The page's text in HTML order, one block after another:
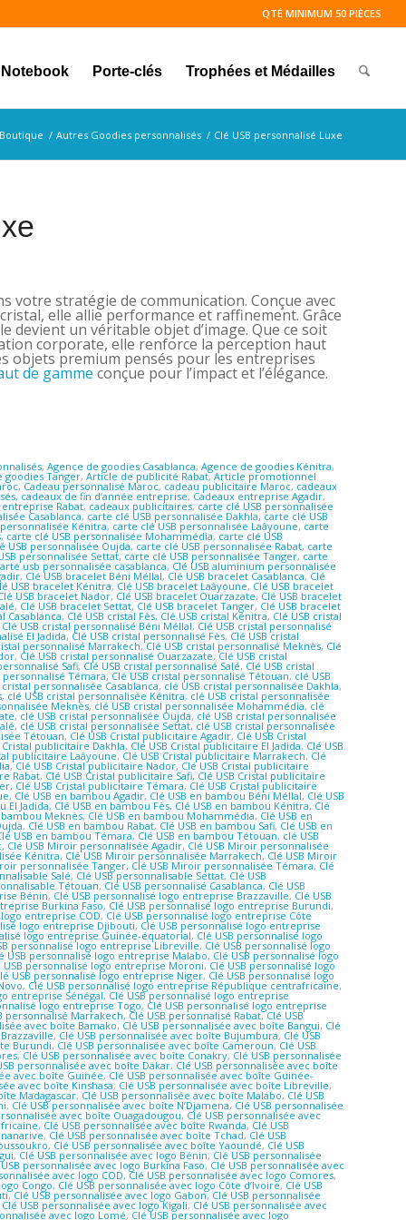
QTÉ MINIMUM 50 PIÈCES
Notebook Porte-clés Trophées et Médailles
Boutique / Autres Goodies personnalisés / Clé USB personnalisé Luxe
votre stratégie de communication. Conçue avec
elle allie performance et raffinement. Grâce
un véritable objet d’image. Que ce soit
corporate, elle renforce la perception haut
objets premium pensés pour les entreprises
de gamme conçue pour l’impact et l’élégance.
,Agence de goodies Casablanca,Agence de goodies Kénitra,
goodies Tanger,Article de publicité Rabat,Article promotionnel
, Cadeau personnalisé Maroc, cadeau publicitaire Maroc, cadeaux
, cadeaux de fin d’année entreprise, Cadeaux entreprise Agadir,
entreprise Rabat, cadeaux publicitaires, carte clé USB personnalisée
Casablanca, carte clé USB personnalisée Dakhla, carte clé USB
Kénitra, carte clé USB personnalisée Laâyoune, carte
, carte clé USB personnalisée Mohammédia, carte clé USB
USB personnalisée Oujda, carte clé USB personnalisée Rabat, carte
personnalisée Settat, carte clé USB personnalisée Tanger, carte
usb personnalisée casablanca, Clé USB aluminium personnalisée
, Clé USB bracelet Béni Méllal, Clé USB bracelet Casablanca, Clé
USB bracelet Kénitra, Clé USB bracelet Laâyoune, Clé USB bracelet
USB bracelet Nador, Clé USB bracelet Ouarzazate, Clé USB bracelet
, Clé USB bracelet Settat, Clé USB bracelet Tanger, Clé USB bracelet
Casablanca, Clé USB cristal Fès, Clé USB cristal Kénitra, Clé USB cristal
Clé USB cristal personnalisé Béni Méllal, Clé USB cristal personnalisé
El Jadida, Clé USB cristal personnalisé Fès, Clé USB cristal
personnalisé Marrakech,Clé USB cristal personnalisé Meknès, Clé
, Clé USB cristal personnalisé Ouarzazate,Clé USB cristal
Safi, Clé USB cristal personnalisé Salé, Clé USB cristal
personnalisé Témara, Clé USB cristal personnalisé Tétouan, clé USB
cristal personnalisée Casablanca, clé USB cristal personnalisée Dakhla,
, clé USB cristal personnalisée Kénitra, clé USB cristal personnalisée
Meknès, clé USB cristal personnalisée Mohammédia, clé
, clé USB cristal personnalisée Oujda, clé USB cristal personnalisée
, clé USB cristal personnalisée Settat, clé USB cristal personnalisée
Tétouan, Clé USB Cristal publicitaire Agadir, Clé USB Cristal
Cristal publicitaire Dakhla, Clé USB Cristal publicitaire El Jadida, Clé USB
publicitaire Laâyoune, Clé USB Cristal publicitaire Marrakech, Clé
, Clé USB Cristal publicitaire Nador, Clé USB Cristal publicitaire
Rabat, Clé USB Cristal publicitaire Safi, Clé USB Cristal publicitaire
, Clé USB Cristal publicitaire Témara, Clé USB Cristal publicitaire
, Clé USB en bambou Agadir, Clé USB en bambou Béni Méllal, Clé USB
El Jadida, Clé USB en bambou Fès, Clé USB en bambou Kénitra, Clé
bambou Meknès, Clé USB en bambou Mohammédia, Clé USB en
, Clé USB en bambou Rabat, Clé USB en bambou Safi, Clé USB en
USB en bambou Témara, Clé USB en bambou Tétouan, clé USB
, Clé USB Miroir personnalisée Agadir, Clé USB Miroir personnalisée
Kénitra, Clé USB Miroir personnalisée Marrakech, Clé USB Miroir
personnalisée Tanger, Clé USB Miroir personnalisée Témara, Clé
Salé, Clé USB personnalisable Settat, Clé USB
Tétouan, Clé USB personnalisé Casablanca, Clé USB
Bénin, Clé USB personnalisé logo entreprise Brazzaville, Clé USB
Burkina Faso, Clé USB personnalisé logo entreprise Burundi,
entreprise COD, Clé USB personnalisé logo entreprise Côte
logo entreprise Djibouti, Clé USB personnalisé logo entreprise
logo entreprise Guinée-équatorial, Clé USB personnalisé logo
personnalisé logo entreprise Libreville, Clé USB personnalisé logo
USB personnalisé logo entreprise Malabo, Clé USB personnalisé logo
USB personnalisé logo entreprise Moroni, Clé USB personnalisé logo
USB personnalisé logo entreprise Niger, Clé USB personnalisé logo
, Clé USB personnalisé logo entreprise République centrafricaine,
entreprise Sénégal, Clé USB personnalisé logo entreprise
logo entreprise Togo, Clé USB personnalisé logo entreprise
personnalisé Marrakech, Clé USB personnalisé Rabat,Clé USB
avec boîte Bamako, Clé USB personnalisée avec boîte Bangui, Clé
, Clé USB personnalisée avec boîte Bujumbura, Clé USB
Burundi, Clé USB personnalisée avec boîte Cameroun, Clé USB
, Clé USB personnalisée avec boîte Conakry, Clé USB personnalisée
personnalisée avec boîte Dakar, Clé USB personnalisée avec boîte
avec boîte Guinée, Clé USB personnalisée avec boîte Guinée-
avec boîte Kinshasa, Clé USB personnalisée avec boîte Libreville,
Madagascar, Clé USB personnalisée avec boîte Malabo, Clé USB
, Clé USB personnalisée avec boîte N’Djamena, Clé USB personnalisée
avec boîte Ouagadougou, Clé USB personnalisée avec
, Clé USB personnalisée avec boîte Rwanda, Clé USB
, Clé USB personnalisée avec boîte Tchad, Clé USB
, Clé USB personnalisée avec boîte Yaoundé, Clé USB
, Clé USB personnalisée avec logo Bénin, Clé USB personnalisée
USB personnalisée avec logo Burkina Faso, Clé USB personnalisée avec
avec logo COD,Clé USB personnalisée avec logo Comores,
Congo, Clé USB personnalisée avec logo Côte d’Ivoire, Clé USB
,Clé USB personnalisée avec logo Gabon, Clé USB personnalisée
Clé USB personnalisée avec logo Kigali, Clé USB personnalisée avec
avec logo Lomé, Clé USB personnalisée avec logo